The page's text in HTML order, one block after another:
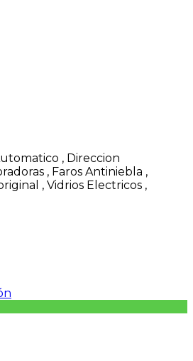
, Direccion
, Faros Antiniebla ,
, Vidrios Electricos ,